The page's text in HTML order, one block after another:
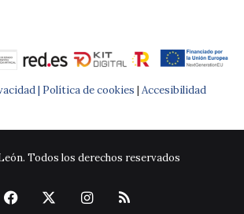
| Política de cookies | Accesibilidad
Todos los derechos reservados
Facebook Instagram
RSS